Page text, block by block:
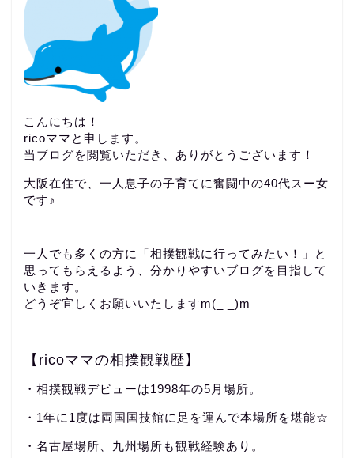
こんにちは！
ricoママと申します。
当ブログを閲覧いただき、ありがとうございます！
大阪在住で、一人息子の子育てに奮闘中の40代スー女
です♪
一人でも多くの方に「相撲観戦に行ってみたい！」と
思ってもらえるよう、分かりやすいブログを目指して
いきます。
どうぞ宜しくお願いいたしますm(_ _)m
【ricoママの相撲観戦歴】
・相撲観戦デビューは1998年の5月場所。
・1年に1度は両国国技館に足を運んで本場所を堪能☆
・名古屋場所、九州場所も観戦経験あり。